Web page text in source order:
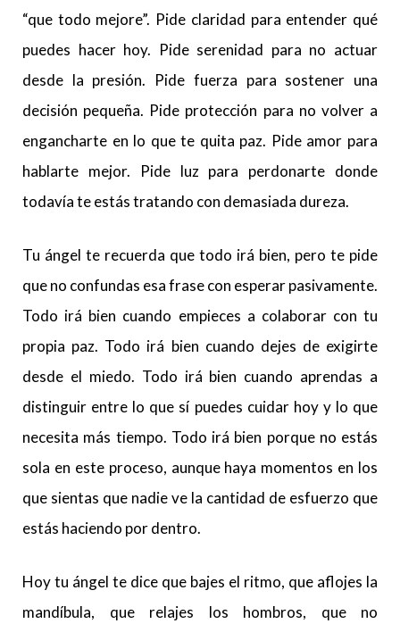
“que todo mejore”. Pide claridad para entender qué
puedes hacer hoy. Pide serenidad para no actuar
desde la presión. Pide fuerza para sostener una
decisión pequeña. Pide protección para no volver a
engancharte en lo que te quita paz. Pide amor para
hablarte mejor. Pide luz para perdonarte donde
todavía te estás tratando con demasiada dureza.
Tu ángel te recuerda que todo irá bien, pero te pide
que no confundas esa frase con esperar pasivamente.
Todo irá bien cuando empieces a colaborar con tu
propia paz. Todo irá bien cuando dejes de exigirte
desde el miedo. Todo irá bien cuando aprendas a
distinguir entre lo que sí puedes cuidar hoy y lo que
necesita más tiempo. Todo irá bien porque no estás
sola en este proceso, aunque haya momentos en los
que sientas que nadie ve la cantidad de esfuerzo que
estás haciendo por dentro.
Hoy tu ángel te dice que bajes el ritmo, que aflojes la
mandíbula, que relajes los hombros, que no